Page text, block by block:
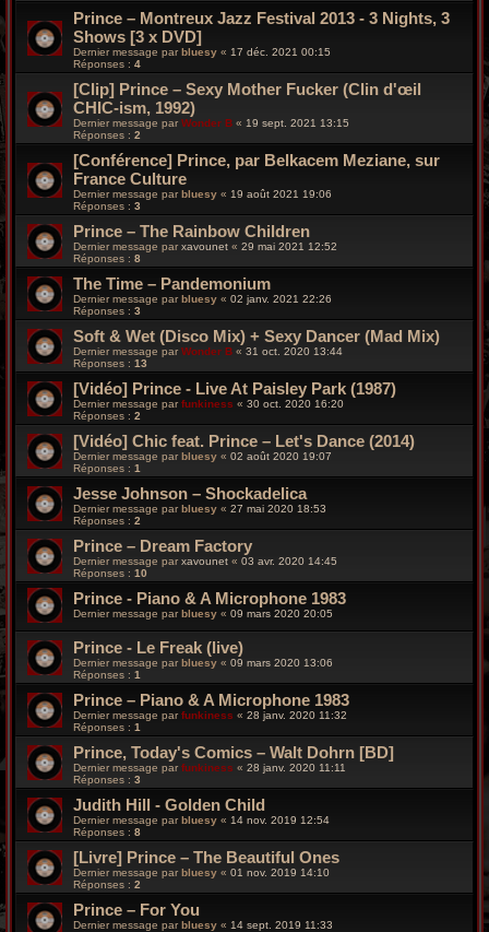
Prince ‎– Montreux Jazz Festival 2013 - 3 Nights, 3
Shows [3 x DVD]
Dernier message par bluesy « 17 déc. 2021 00:15
Réponses : 4
[Clip] Prince – Sexy Mother Fucker (Clin d'œil
CHIC-ism, 1992)
Dernier message par Wonder B « 19 sept. 2021 13:15
Réponses : 2
[Conférence] Prince, par Belkacem Meziane, sur
France Culture
Dernier message par bluesy « 19 août 2021 19:06
Réponses : 3
Prince – The Rainbow Children
Dernier message par xavounet « 29 mai 2021 12:52
Réponses : 8
The Time – Pandemonium
Dernier message parbluesy « 02 janv. 2021 22:26
Réponses : 3
Soft & Wet (Disco Mix) + Sexy Dancer (Mad Mix)
Dernier message par Wonder B « 31 oct. 2020 13:44
Réponses : 13
[Vidéo] Prince - Live At Paisley Park (1987)
Dernier message parfunkiness « 30 oct. 2020 16:20
Réponses : 2
[Vidéo] Chic feat. Prince – Let's Dance (2014)
Dernier message par bluesy « 02 août 2020 19:07
Réponses : 1
Jesse Johnson – Shockadelica
Dernier message parbluesy « 27 mai 2020 18:53
Réponses : 2
Prince – Dream Factory
Dernier message par xavounet « 03 avr. 2020 14:45
Réponses : 10
Prince - Piano & A Microphone 1983
Dernier message parbluesy « 09 mars 2020 20:05
Prince - Le Freak (live)
Dernier message par bluesy « 09 mars 2020 13:06
Réponses : 1
Prince ‎– Piano & A Microphone 1983
Dernier message parfunkiness « 28 janv. 2020 11:32
Réponses : 1
Prince, Today's Comics – Walt Dohrn [BD]
Dernier message par funkiness « 28 janv. 2020 11:11
Réponses : 3
Judith Hill - Golden Child
Dernier message parbluesy « 14 nov. 2019 12:54
Réponses : 8
[Livre] Prince – The Beautiful Ones
Dernier message par bluesy « 01 nov. 2019 14:10
Réponses : 2
Prince – For You
Dernier message parbluesy « 14 sept. 2019 11:33